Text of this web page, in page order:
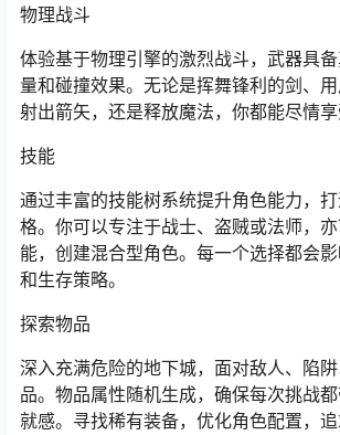
物理战斗
体验基于物理引擎的激烈战斗，武器具
量和碰撞效果。无论是挥舞锋利的剑、用
射出箭矢，还是释放魔法，你都能尽情享
技能
通过丰富的技能树系统提升角色能力，
格。你可以专注于战士、盗贼或法师，
能，创建混合型角色。每一个选择都会
和生存策略。
探索物品
深入充满危险的地下城，面对敌人、陷
品。物品属性随机生成，确保每次挑战
就感。寻找稀有装备，优化角色配置，